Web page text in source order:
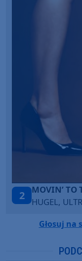
3
TAŃCZ!
BLETKA
Głosuj